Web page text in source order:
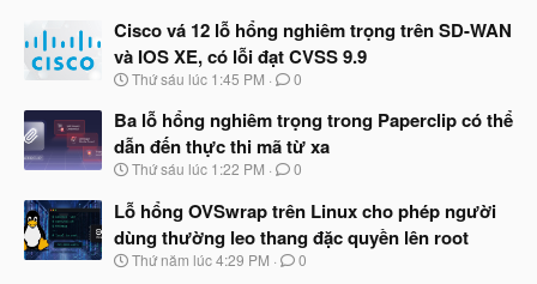
à
b
ắ
đ
ầ
u
Cisco vá 12 lỗ hổng nghiêm trọng trên SD-WAN
và IOS XE, có lỗi đạt CVSS 9.9
N
à
y
b
ắ
đ
ầ
u
Thứ sáu lúc 1:45 PM 0
Ba lỗ hổng nghiêm trọng trong Paperclip có thể
dẫn đến thực thi mã từ xa
N
à
y
b
ắ
Thứ sáu lúc 1:22 PM 0
Lỗ hổng OVSwrap trên Linux cho phép người
dùng thường leo thang đặc quyền lên root
N
Thứ năm lúc 4:29 PM 0